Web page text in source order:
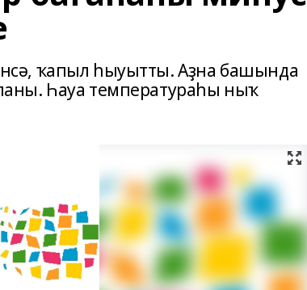
ҡапыл һыуытты. Аҙна башында
Һауа температураһы ныҡ